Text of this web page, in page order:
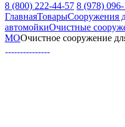
8 (800) 222-44-57 8 (978)
ГлавнаяТоварыСооружения
автомойкиОчистные
МООчистное сооружение